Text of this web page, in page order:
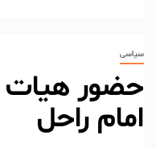
سیاسی
حضور
امام راحل